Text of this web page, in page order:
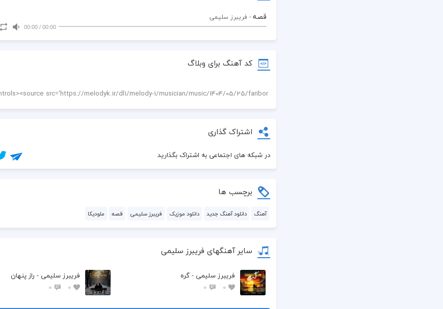
قصه - فريبرز سليمى
00:00
/
00:00
کد آهنگ برای وبلاگ
اشتراک گذاری
در شبکه های اجتماعی به اشتراک بگذارید
برچسب ها
آهنگ دانلود آهنگ جدید دانلود موزیک فريبرز سليمى قصه ملودیکا
سایر آهنگهای فريبرز سليمى
فريبرز سليمى - گره
0
0
فريبرز سليمى - راز پنهان
0
0